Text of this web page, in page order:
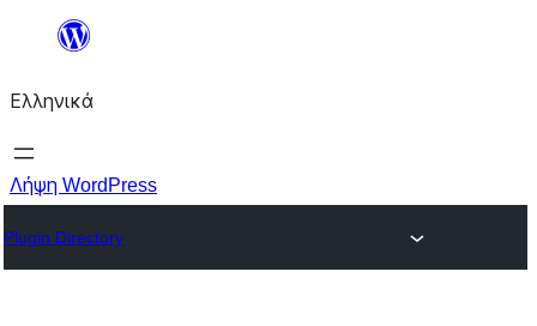
Μετάβαση
περιεχόμενο
Ελληνικά
Λήψη WordPress
Plugin Directory